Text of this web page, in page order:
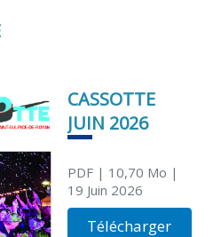
CASSOTTE
JUIN 2026
PDF| 10,70 Mo |
19 Juin 2026
Télécharger